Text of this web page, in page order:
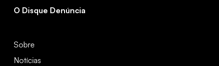
O Disque Denúncia
Sobre
Notícias